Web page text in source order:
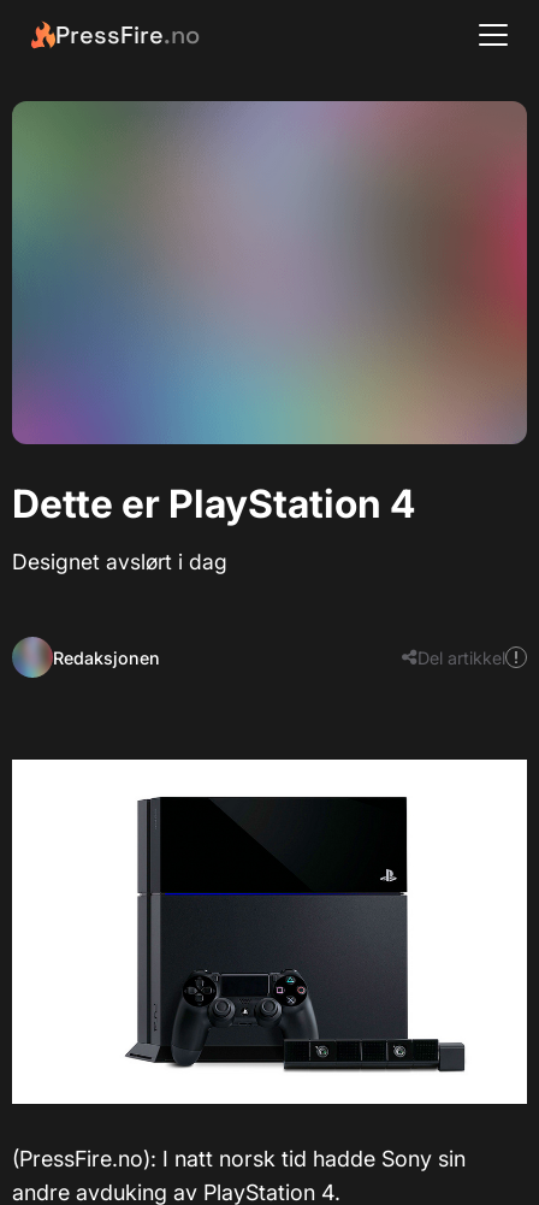
PressFire.no
Dette er PlayStation 4
Designet avslørt i dag
Redaksjonen Del artikkel
(PressFire.no): I natt norsk tid hadde Sony sin
andre avduking av PlayStation 4.